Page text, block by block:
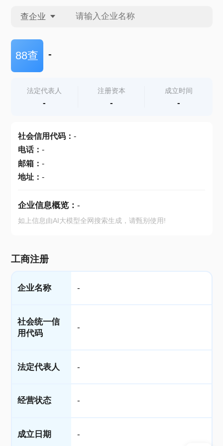
查企业
查企业
查产地
88查 -
法定代表人
-
注册资本
-
成立时间
-
社会信用代码： -
电话： -
邮箱： -
地址： -
企业信息概览： -
如上信息由AI大模型全网搜索生成，请甄别使用!
工商注册
企业名称 -
社会统一信
用代码
-
法定代表人 -
经营状态 -
成立日期 -